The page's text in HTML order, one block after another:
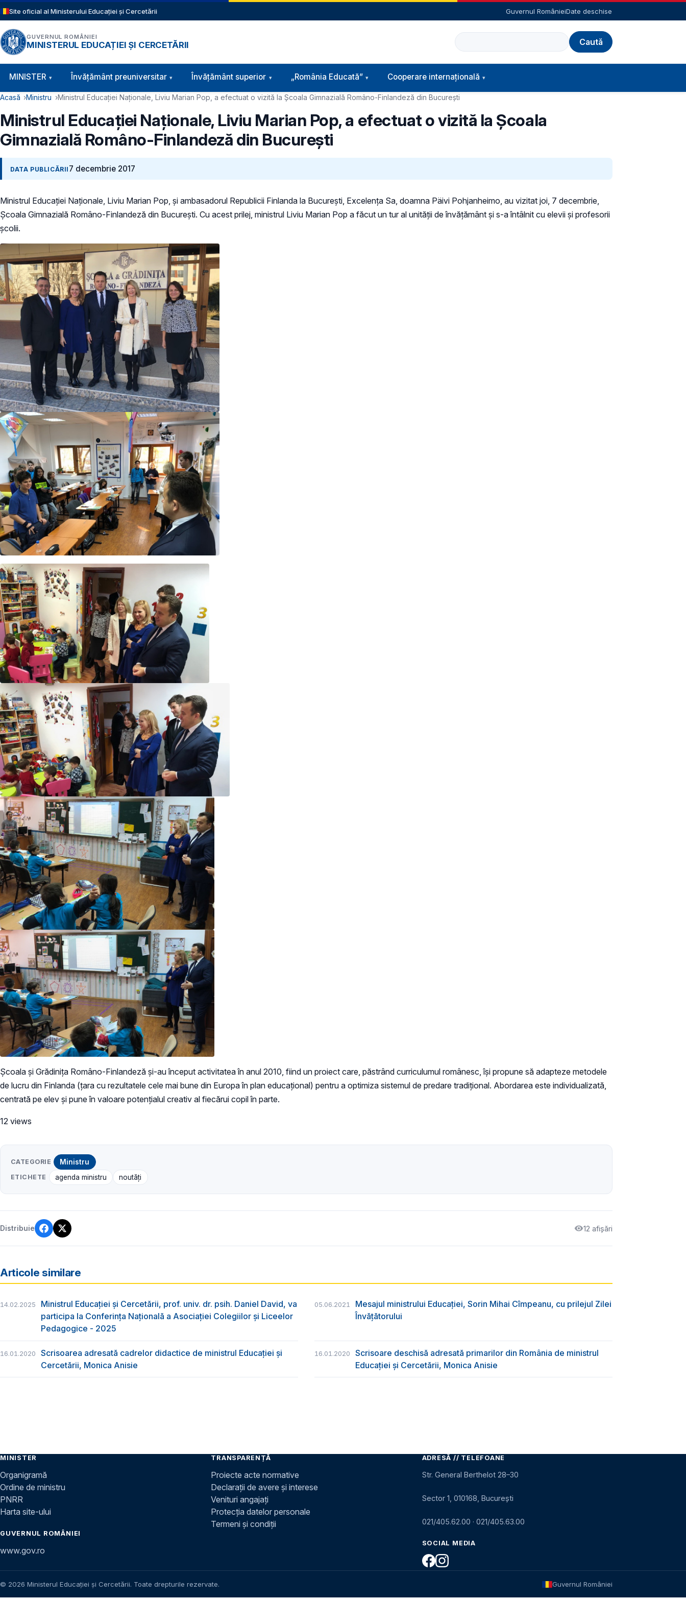
Sari la conținutul principal
Site oficial al Ministerului Educației și Cercetării Guvernul RomânieiDate deschise
GUVERNUL ROMÂNIEI
MINISTERUL EDUCAȚIEI ȘI CERCETĂRII
Caută
Navigație principală
MINISTER Învăţământ preuniversitar Învățământ superior „România Educată” Cooperare internațională
Cale de navigare
Acasă Ministru Ministrul Educației Naționale, Liviu Marian Pop, a efectuat o vizită la Școala Gimnazială Româno-Finlandeză din București
Ministrul Educației Naționale, Liviu Marian Pop, a efectuat o vizită la Școala
Gimnazială Româno-Finlandeză din București
DATA PUBLICĂRII 7 decembrie 2017
Ministrul Educației Naționale, Liviu Marian Pop, și ambasadorul Republicii Finlanda la București, Excelența Sa, doamna Päivi Pohjanheimo, au vizitat joi, 7 decembrie,
Școala Gimnazială Româno-Finlandeză din București. Cu acest prilej, ministrul Liviu Marian Pop a făcut un tur al unității de învățământ și s-a întâlnit cu elevii și profesorii
școlii.
Şcoala şi Grădiniţa Româno-Finlandeză şi-au început activitatea în anul 2010, fiind un proiect care, păstrând curriculumul românesc, își propune să adapteze metodele
de lucru din Finlanda (țara cu rezultatele cele mai bune din Europa în plan educațional) pentru a optimiza sistemul de predare tradițional. Abordarea este individualizată,
centrată pe elev și pune în valoare potențialul creativ al fiecărui copil în parte.
12 views
CATEGORIE Ministru
ETICHETE agenda ministru noutăți
Distribuie 12 afișări
Articole similare
14.02.2025
Ministrul Educației și Cercetării, prof. univ. dr. psih. Daniel David, va
participa la Conferința Națională a Asociației Colegiilor și Liceelor
Pedagogice - 2025
05.06.2021
Mesajul ministrului Educației, Sorin Mihai Cîmpeanu, cu prilejul Zilei
Învățătorului
16.01.2020
Scrisoarea adresată cadrelor didactice de ministrul Educației și
Cercetării, Monica Anisie
16.01.2020
Scrisoare deschisă adresată primarilor din România de ministrul
Educației și Cercetării, Monica Anisie
MINISTER
Organigramă
Ordine de ministru
PNRR
Harta site-ului
GUVERNUL ROMÂNIEI
www.gov.ro
TRANSPARENȚĂ
Proiecte acte normative
Declarații de avere și interese
Venituri angajați
Protecția datelor personale
Termeni și condiții
ADRESĂ // TELEFOANE
Str. General Berthelot 28–30
Sector 1, 010168, București
021/405.62.00 · 021/405.63.00
SOCIAL MEDIA
© 2026 Ministerul Educației și Cercetării. Toate drepturile rezervate. Guvernul României